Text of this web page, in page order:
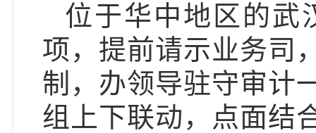
位于华中地区的武
项，提前请示业务司
制，办领导驻守审计
组上下联动，点面结